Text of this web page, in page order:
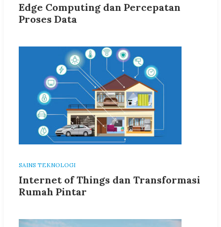
Edge Computing dan Percepatan
Proses Data
SAINS TEKNOLOGI
Internet of Things dan Transformasi
Rumah Pintar